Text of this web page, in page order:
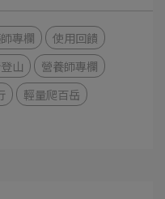
專欄
使用回饋
山
營養師專欄
輕量爬百岳